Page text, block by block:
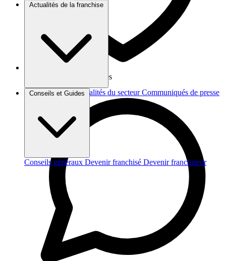
Actualités de la franchise
Brèves et actus Actualités du secteur Communiqués de presse
Conseils et Guides
Conseils généraux Devenir franchisé Devenir franchiseur
Vos données sont protégées